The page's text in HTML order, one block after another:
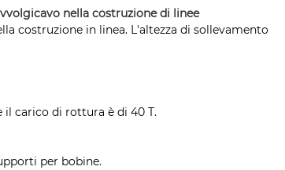
nella costruzione di linee
costruzione in linea. L'altezza di sollevamento
carico di rottura è di 40 T.
per bobine.